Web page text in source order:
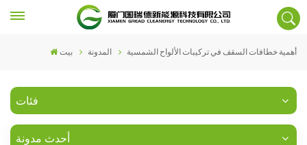
بيت المدونة أهمية خطافات السقف في تركيبات الألواح الشمسية
فئات
أحدث مدونة